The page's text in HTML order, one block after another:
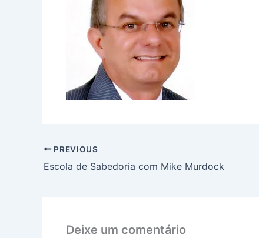
PREVIOUS
Escola de Sabedoria com Mike Murdock
Deixe um comentário